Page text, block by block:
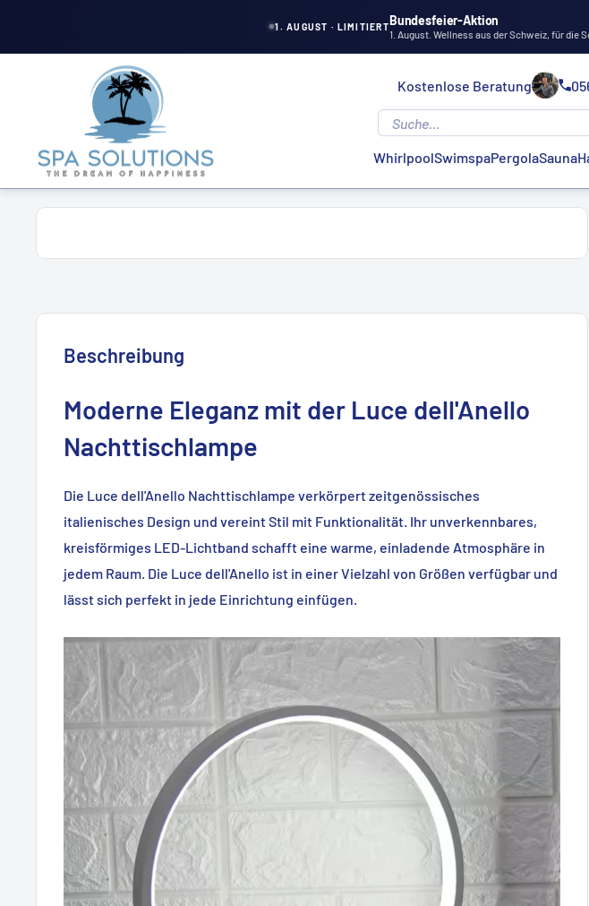
1. AUGUST · LIMITIERTBundesfeier-Aktion
1. August. Wellness aus der Schweiz, für die
Solutions
Kostenlose Beratung
WhirlpoolSwimspaPergolaSauna
Beschreibung
Moderne Eleganz mit der Luce dell'Anello
Nachttischlampe
Die Luce dell'Anello Nachttischlampe verkörpert zeitgenössisches
italienisches Design und vereint Stil mit Funktionalität. Ihr unverkennbares,
kreisförmiges LED-Lichtband schafft eine warme, einladende Atmosphäre in
jedem Raum. Die Luce dell'Anello ist in einer Vielzahl von Größen verfügbar und
lässt sich perfekt in jede Einrichtung einfügen.